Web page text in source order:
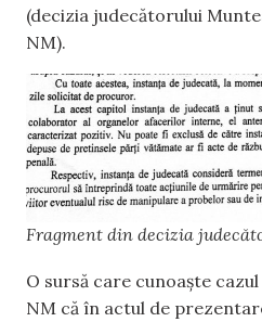
(decizia judecătorului
NM).
Fragment din decizia
O sursă care cunoaște
NM că în actul de